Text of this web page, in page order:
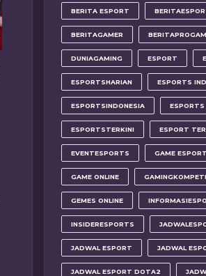
BERITA ESPORT
BERITAGAMER
DUNIAGAMING ESPORT
ESPORTSHARIAN ESPORTS
ESPORTSINDONESIA ESPORTS
ESPORTSTERKINI ESPORT
EVENTESPORTS GAME ESPORT
GAME ONLINE
GEMES ONLINE
INSIDERESPORTS
JADWAL ESPORT JADWAL
JADWAL ESPORT DOTA2